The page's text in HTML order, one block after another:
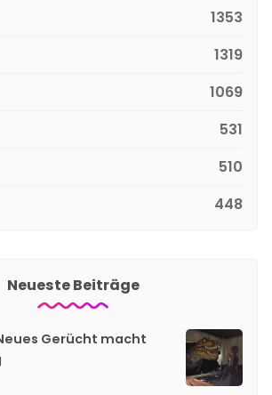
1353
1319
1069
531
510
448
Neueste Beiträge
Gerücht macht